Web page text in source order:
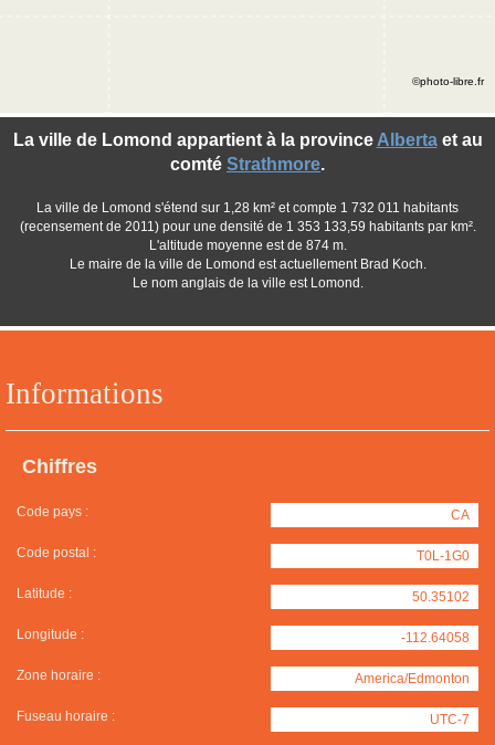
Informations
Chiffres
Code pays : CA
Code postal : T0L-1G0
Latitude : 50.35102
Longitude : -112.64058
Zone horaire : America/Edmonton
Fuseau horaire : UTC-7
La ville de Lomond appartient à la province Albertaet au
comté Strathmore.
La ville de Lomond s'étend sur 1,28 km² et compte 1 732 011 habitants
(recensement de 2011) pour une densité de 1 353 133,59 habitants par km².
L'altitude moyenne est de 874 m.
Le maire de la ville de Lomond est actuellement Brad Koch.
Le nom anglais de la ville est Lomond.
©photo-libre.fr